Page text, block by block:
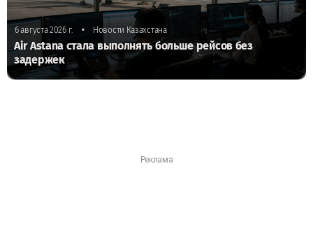
6 августа 2026 г. • Новости Казахстана
Air Astana стала выполнять больше рейсов без
задержек